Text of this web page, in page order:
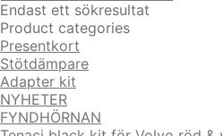
Endast ett sökresultat
Product categories
Presentkort
Stötdämpare
Adapter kit
NYHETER
FYNDHÖRNAN